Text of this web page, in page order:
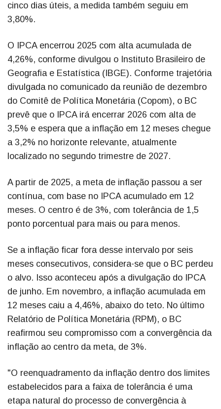
cinco dias úteis, a medida também seguiu em
3,80%.
O IPCA encerrou 2025 com alta acumulada de
4,26%, conforme divulgou o Instituto Brasileiro de
Geografia e Estatística (IBGE). Conforme trajetória
divulgada no comunicado da reunião de dezembro
do Comitê de Política Monetária (Copom), o BC
prevê que o IPCA irá encerrar 2026 com alta de
3,5% e espera que a inflação em 12 meses chegue
a 3,2% no horizonte relevante, atualmente
localizado no segundo trimestre de 2027.
A partir de 2025, a meta de inflação passou a ser
contínua, com base no IPCA acumulado em 12
meses. O centro é de 3%, com tolerância de 1,5
ponto porcentual para mais ou para menos.
Se a inflação ficar fora desse intervalo por seis
meses consecutivos, considera-se que o BC perdeu
o alvo. Isso aconteceu após a divulgação do IPCA
de junho. Em novembro, a inflação acumulada em
12 meses caiu a 4,46%, abaixo do teto. No último
Relatório de Política Monetária (RPM), o BC
reafirmou seu compromisso com a convergência da
inflação ao centro da meta, de 3%.
"O reenquadramento da inflação dentro dos limites
estabelecidos para a faixa de tolerância é uma
etapa natural do processo de convergência à